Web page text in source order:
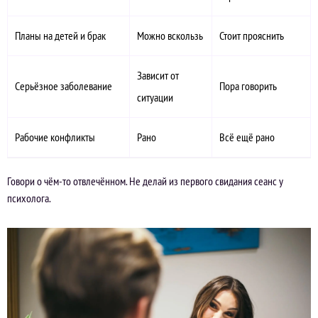
Планы на детей и брак Можно вскользь Стоит прояснить
Серьёзное заболевание
Зависит от
ситуации
Пора говорить
Рабочие конфликты Рано Всё ещё рано
Говори о чём-то отвлечённом. Не делай из первого свидания сеанс у
психолога.